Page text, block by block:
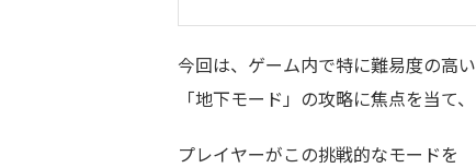
今回は、ゲーム内で特に難易度の高い
「地下モード」の攻略に焦点を当て、
プレイヤーがこの挑戦的なモードを